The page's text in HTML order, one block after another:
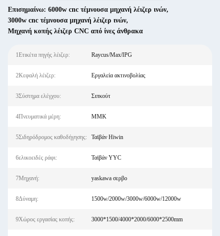
Επισημαίνω: 6000w cnc τέμνουσα μηχανή λέιζερ ινών,
3000w cnc τέμνουσα μηχανή λέιζερ ινών,
Μηχανή κοπής λέιζερ CNC από ίνες άνθρακα
1Ετικέτα πηγής λέιζερ: Raycus/Max/IPG
2Κεφαλή λέιζερ: Εργαλεία ακτινοβολίας
3Σύστημα ελέγχου: Σιπκούτ
4Πνευματικά μέρη: ΜΜΚ
5Σιδηρόδρομος καθοδήγησης: Ταϊβάν Hiwin
6ελικοειδές ράφι: Ταϊβάν YYC
7Μηχανή: yaskawa σερβο
8Δύναμη: 1500w/2000w/3000w/6000w/12000w
9Χώρος εργασίας κοπής: 3000*1500/4000*2000/6000*2500mm